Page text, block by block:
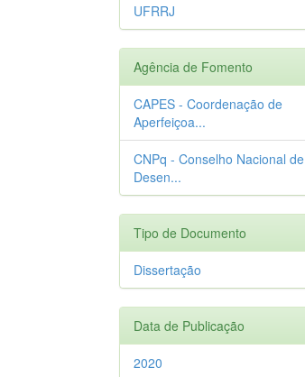
UFRRJ
Agência de Fomento
CAPES - Coordenação de
Aperfeiçoa...
CNPq - Conselho Nacional de
Desen...
Tipo de Documento
Dissertação
Data de Publicação
2020